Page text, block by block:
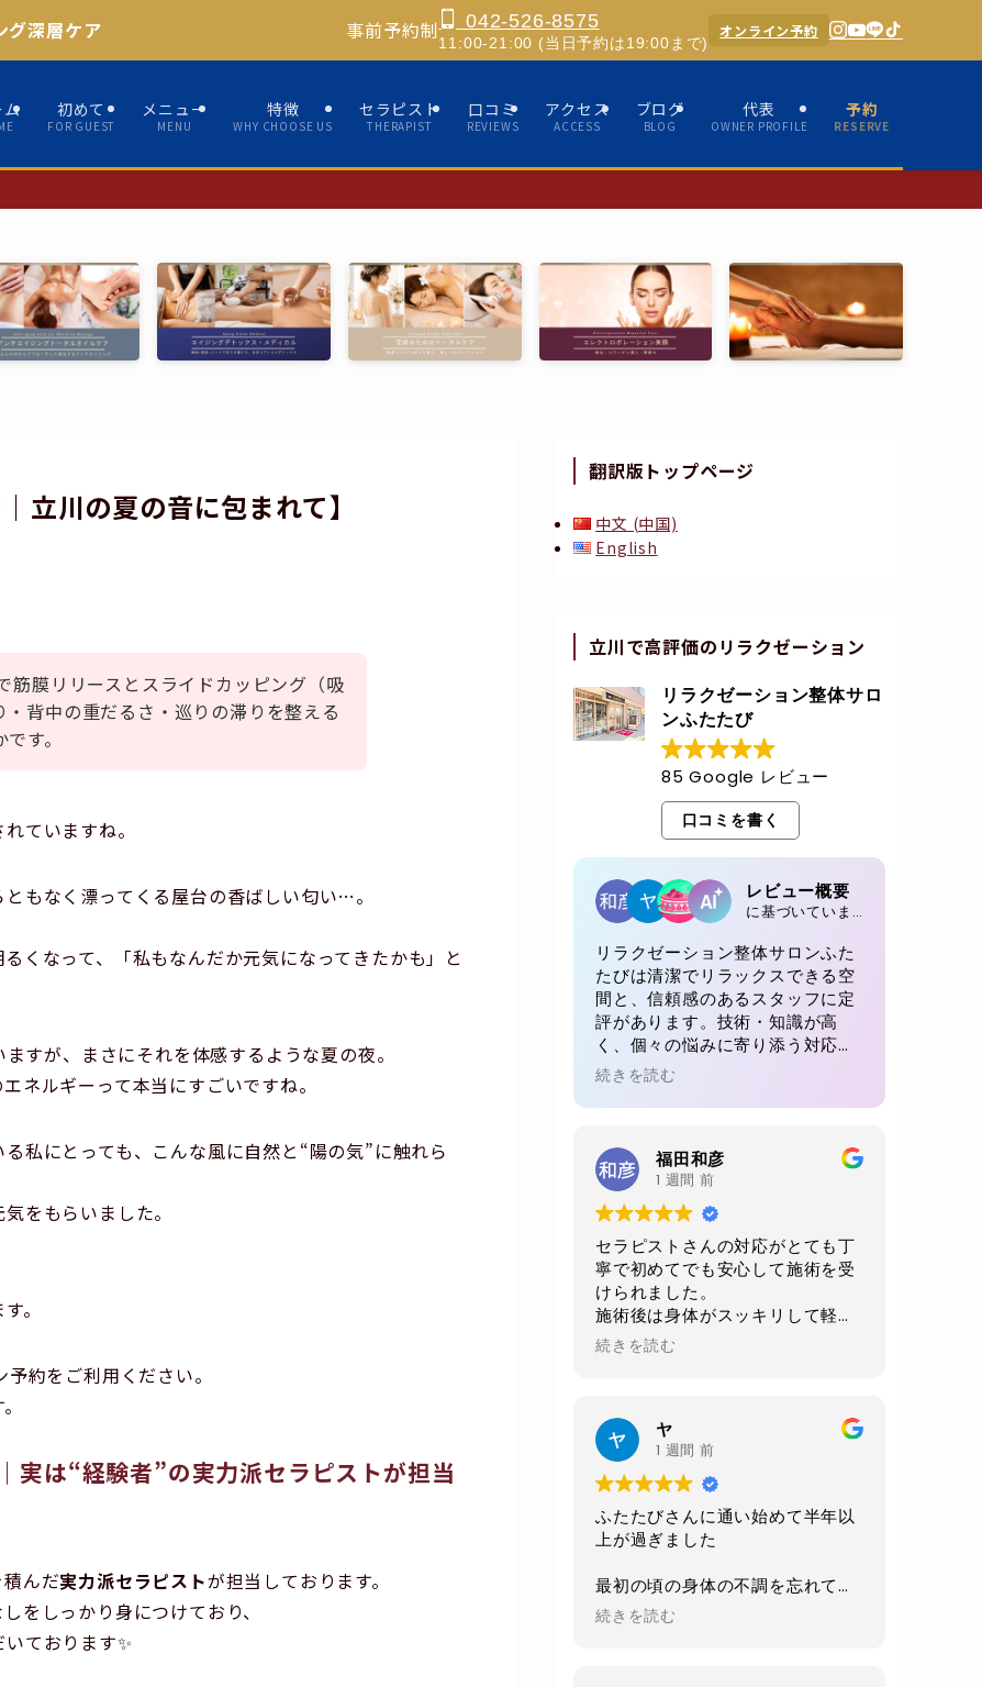
グ深層ケア 事前予約制 042-526-8575
11:00-21:00 (当日予約は19:00まで)
オンライン予約
ム 初めて
FOR GUEST
メニュー
MENU
特徴
WHY CHOOSE US
セラピスト
THERAPIST
口コミ
REVIEWS
アクセス
ACCESS
ブログ
BLOG
代表
OWNER PROFILE
予約
RESERVE
立川の夏の音に包まれて】
筋膜リリースとスライドカッピング（吸
背中の重だるさ・巡りの滞りを整える
す。
ていますね。
もなく漂ってくる屋台の香ばしい匂い…。
くなって、「私もなんだか元気になってきたかも」と
すが、まさにそれを体感するような夏の夜。
ネルギーって本当にすごいですね。
私にとっても、こんな風に自然と“陽の気”に触れら
をもらいました。
。
約をご利用ください。
実は“経験者”の実力派セラピストが担当
んだ実力派セラピストが担当しております。
をしっかり身につけており、
ております✨
翻訳版トップページ
中文 (中国)
English
立川で高評価のリラクゼーション
リラクゼーション整体サロ
ンふたたび
85 Google レビュー
口コミを書く
レビュー概要
に基づいています 85 レビュー
リラクゼーション整体サロンふた
たびは清潔でリラックスできる空
間と、信頼感のあるスタッフに定
評があります。技術・知識が高
く、個々の悩みに寄り添う対応が
魅力。初回でも、毎回でも満足感
が得られると多くの方が絶賛。リ
ピート率が高い理由が感じられる
続きを読む
福田和彦
1 週間 前
セラピストさんの対応がとても丁
寧で初めてでも安心して施術を受
けられました。
施術後は身体がスッキリして軽く
なりました。
当日に2週間後の予約をお願いし
れており非常に清潔感がありま
す。おすすめお店です。
続きを読む
ヤ
1 週間 前
ふたたびさんに通い始めて半年以
上が過ぎました
最初の頃の身体の不調を忘れてし
まうくらい
今は身体も軽くなり毎日楽しく過
続きを読む